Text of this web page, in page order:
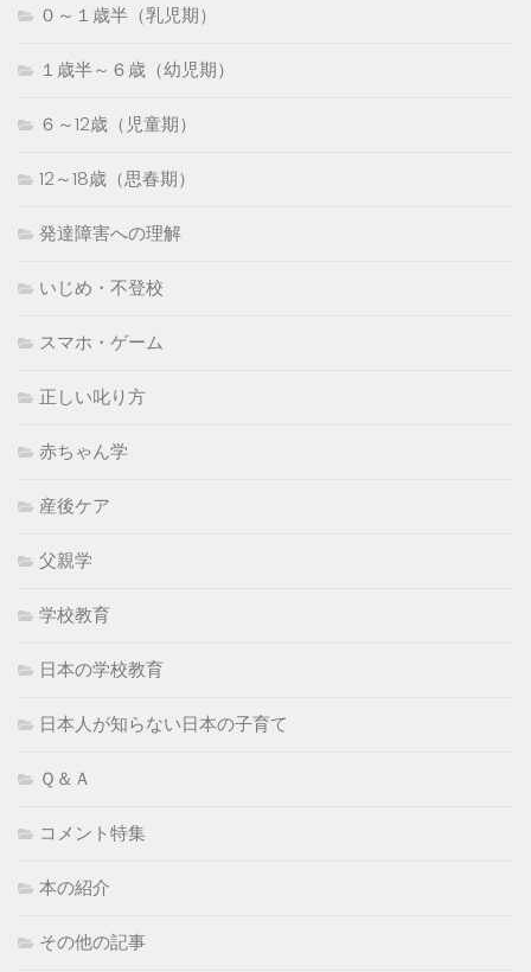
０～１歳半（乳児期）
１歳半～６歳（幼児期）
６～12歳（児童期）
12～18歳（思春期）
発達障害への理解
いじめ・不登校
スマホ・ゲーム
正しい叱り方
赤ちゃん学
産後ケア
父親学
学校教育
日本の学校教育
日本人が知らない日本の子育て
Ｑ＆Ａ
コメント特集
本の紹介
その他の記事